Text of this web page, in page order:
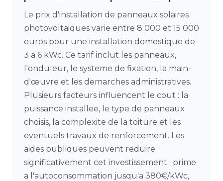
Le prix d'installation de panneaux solaires
photovoltaiques varie entre 8 000 et 15 000
euros pour une installation domestique de
3 a 6 kWc. Ce tarif inclut les panneaux,
l'onduleur, le systeme de fixation, la main-
d'œuvre et les demarches administratives.
Plusieurs facteurs influencent le cout : la
puissance installee, le type de panneaux
choisis, la complexite de la toiture et les
eventuels travaux de renforcement. Les
aides publiques peuvent reduire
significativement cet investissement : prime
a l'autoconsommation jusqu'a 380€/kWc,